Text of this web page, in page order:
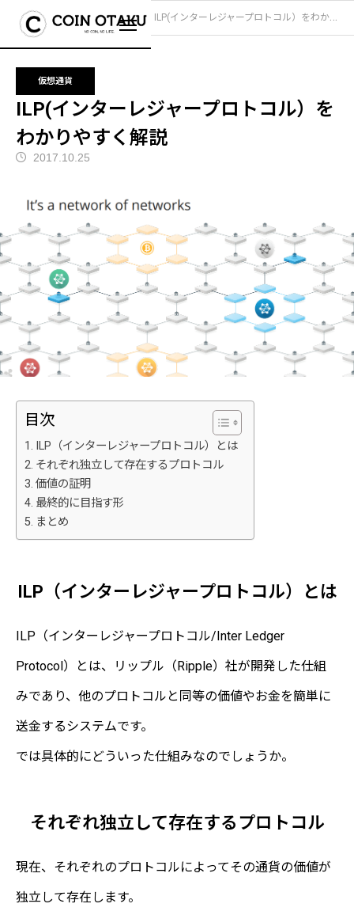
ブログ 仮想通貨 ILP(インターレジャープロトコル）をわかりやすく解説
仮想通貨
ILP(インターレジャープロトコル）を
わかりやすく解説
2017.10.25
目次
ILP（インターレジャープロトコル）とは
それぞれ独立して存在するプロトコル
価値の証明
最終的に目指す形
まとめ
ILP（インターレジャープロトコル）とは
ILP（インターレジャープロトコル/Inter Ledger
Protocol）とは、リップル（Ripple）社が開発した仕組
みであり、他のプロトコルと同等の価値やお金を簡単に
送金するシステムです。
では具体的にどういった仕組みなのでしょうか。
それぞれ独立して存在するプロトコル
現在、それぞれのプロトコルによってその通貨の価値が
独立して存在します。